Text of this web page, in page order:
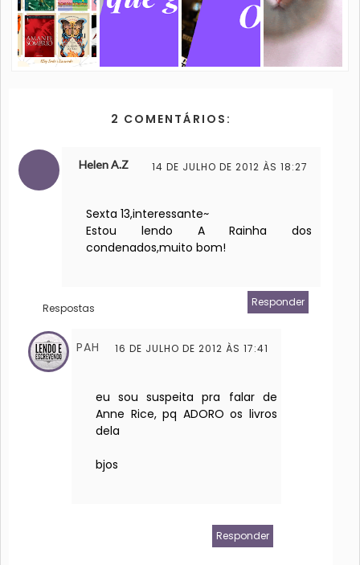
2 COMENTÁRIOS:
Helen A.Z 14 DE JULHO DE 2012 ÀS 18:27
Sexta 13,interessante~
Estou lendo A Rainha dos
condenados,muito bom!
Responder
Respostas
PAH 16 DE JULHO DE 2012 ÀS 17:41
eu sou suspeita pra falar de
Anne Rice, pq ADORO os livros
dela
bjos
Responder